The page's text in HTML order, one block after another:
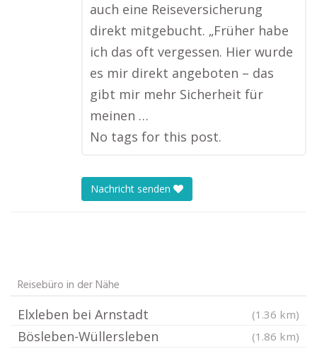
auch eine Reiseversicherung
direkt mitgebucht. „Früher habe
ich das oft vergessen. Hier wurde
es mir direkt angeboten – das
gibt mir mehr Sicherheit für
meinen …
No tags for this post.
Nachricht senden
Reisebüro in der Nähe
Elxleben bei Arnstadt (1.36 km)
Bösleben-Wüllersleben (1.86 km)